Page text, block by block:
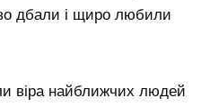
дбали і щиро любили
віра найближчих людей